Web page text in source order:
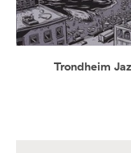
Trondheim